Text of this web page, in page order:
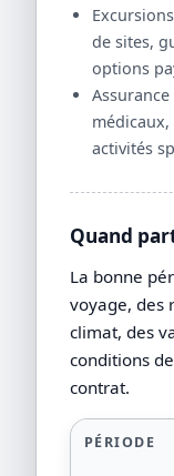
de sites,
options
activités
Quand
La bonne
voyage, des
climat, des
conditions
contrat.
PÉRIODE